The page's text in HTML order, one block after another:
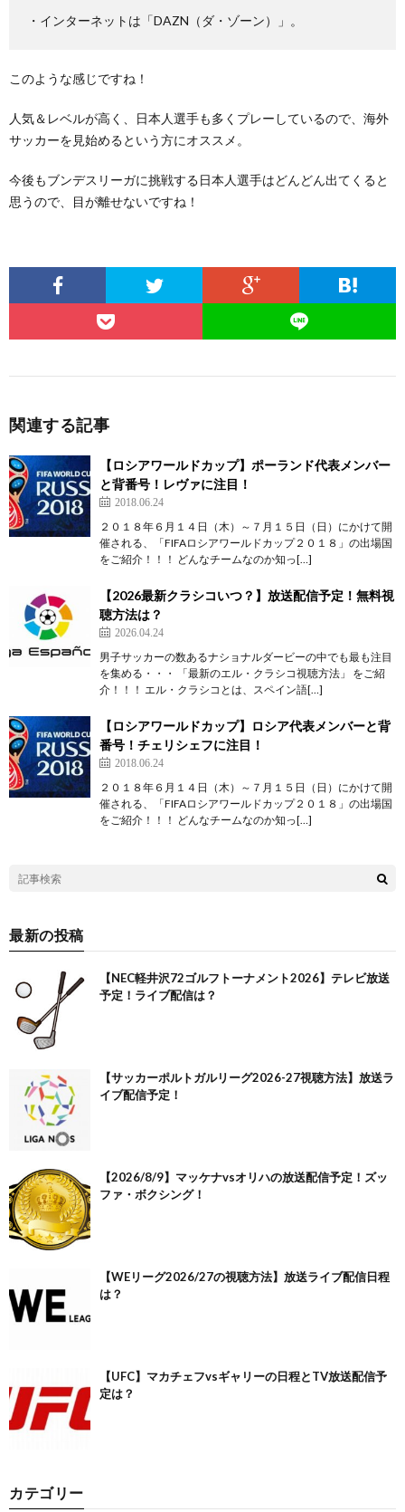
・インターネットは「DAZN（ダ・ゾーン）」。
このような感じですね！
人気＆レベルが高く、日本人選手も多くプレーしているので、海外
サッカーを見始めるという方にオススメ。
今後もブンデスリーガに挑戦する日本人選手はどんどん出てくると
思うので、目が離せないですね！
関連する記事
【ロシアワールドカップ】ポーランド代表メンバー
と背番号！レヴァに注目！
2018.06.24
２０１８年６月１４日（木）～７月１５日（日）にかけて開
催される、「FIFAロシアワールドカップ２０１８」の出場国
をご紹介！！！ どんなチームなのか知っ[…]
【2026最新クラシコいつ？】放送配信予定！無料視
聴方法は？
2026.04.24
男子サッカーの数あるナショナルダービーの中でも最も注目
を集める・・・ 「最新のエル・クラシコ視聴方法」 をご紹
介！！！ エル・クラシコとは、スペイン語[…]
【ロシアワールドカップ】ロシア代表メンバーと背
番号！チェリシェフに注目！
2018.06.24
２０１８年６月１４日（木）～７月１５日（日）にかけて開
催される、「FIFAロシアワールドカップ２０１８」の出場国
をご紹介！！！ どんなチームなのか知っ[…]
最新の投稿
【NEC軽井沢72ゴルフトーナメント2026】テレビ放送
予定！ライブ配信は？
【サッカーポルトガルリーグ2026-27視聴方法】放送ラ
イブ配信予定！
【2026/8/9】マッケナvsオリハの放送配信予定！ズッ
ファ・ボクシング！
【WEリーグ2026/27の視聴方法】放送ライブ配信日程
は？
【UFC】マカチェフvsギャリーの日程とTV放送配信予
定は？
カテゴリー